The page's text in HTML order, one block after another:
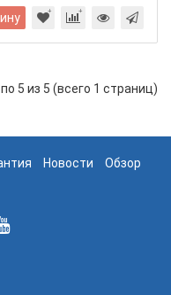
5 из 5 (всего 1 страниц)
Новости
Обзор